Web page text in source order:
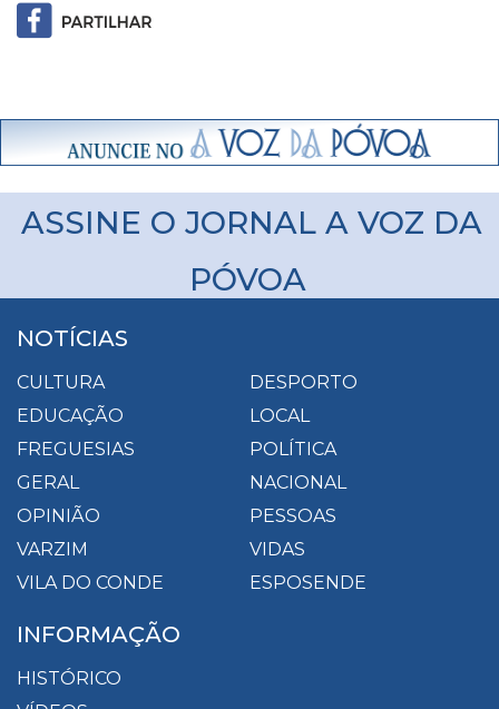
ASSINE O JORNAL A VOZ DA
PÓVOA
NOTÍCIAS
CULTURA
DESPORTO
EDUCAÇÃO
LOCAL
FREGUESIAS
POLÍTICA
GERAL
NACIONAL
OPINIÃO
PESSOAS
VARZIM
VIDAS
VILA DO CONDE
ESPOSENDE
INFORMAÇÃO
HISTÓRICO